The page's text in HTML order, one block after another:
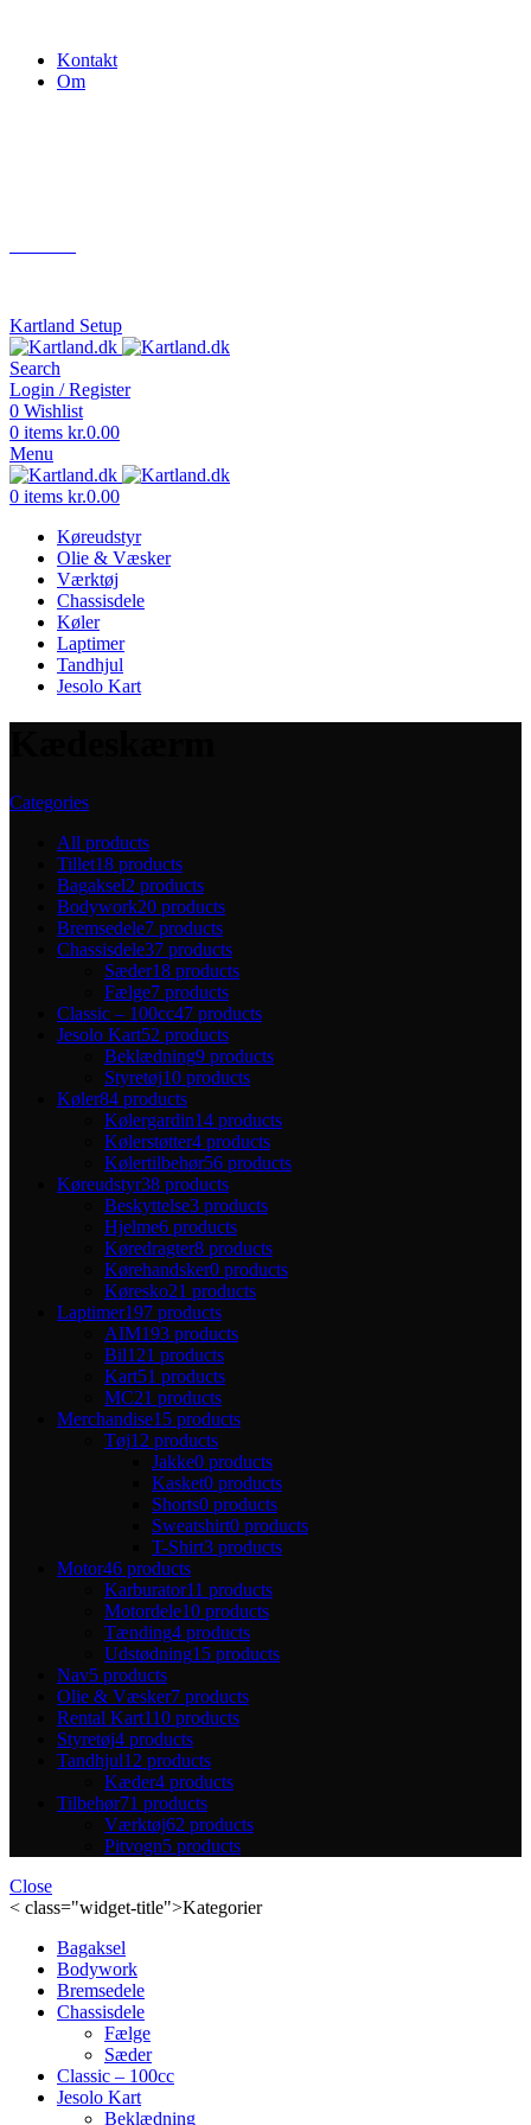
Kontakt
Om
Kartland Setup
Search
Login / Register
0 Wishlist
0 items kr.0.00
Menu
0 items kr.0.00
Køreudstyr
Olie & Væsker
Værktøj
Chassisdele
Køler
Laptimer
Tandhjul
Jesolo Kart
Categories
All products
Tillet18 products
Bagaksel2 products
Bodywork20 products
Bremsedele7 products
Chassisdele37 products
Sæder18 products
Fælge7 products
Classic – 100cc47 products
Jesolo Kart52 products
Beklædning9 products
Styretøj10 products
Køler84 products
Kølergardin14 products
Kølerstøtter4 products
Kølertilbehør56 products
Køreudstyr38 products
Beskyttelse3 products
Hjelme6 products
Køredragter8 products
Kørehandsker0 products
Køresko21 products
Laptimer197 products
AIM193 products
Bil121 products
Kart51 products
MC21 products
Merchandise15 products
Tøj12 products
Jakke0 products
Kasket0 products
Shorts0 products
Sweatshirt0 products
T-Shirt3 products
Motor46 products
Karburator11 products
Motordele10 products
Tænding4 products
Udstødning15 products
Nav5 products
Olie & Væsker7 products
Rental Kart110 products
Styretøj4 products
Tandhjul12 products
Kæder4 products
Tilbehør71 products
Værktøj62 products
Pitvogn5 products
Close
< class="widget-title">Kategorier
Bagaksel
Bodywork
Bremsedele
Chassisdele
Fælge
Sæder
Classic – 100cc
Jesolo Kart
Beklædning